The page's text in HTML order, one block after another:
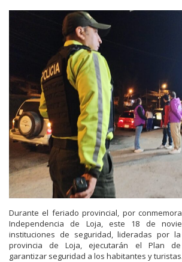
Durante el feriado provincial, por
Independencia de Loja, este 18 de
instituciones de seguridad, lideradas por
provincia de Loja, ejecutarán el Plan de
garantizar seguridad a los habitantes y turistas.